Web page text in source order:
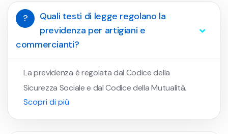
?
Quali testi di legge regolano la
previdenza per artigiani e
commercianti?
La previdenza è regolata dal Codice della
Sicurezza Sociale e dal Codice della Mutualità.
Scopri di più